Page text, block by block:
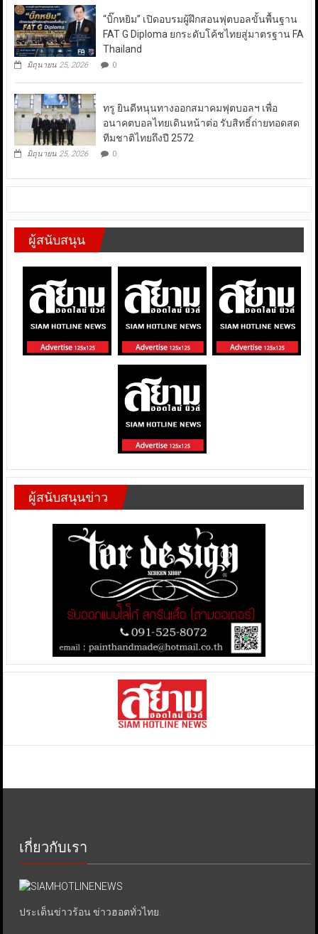
“บิ๊กหยิม” เปิดอบรมผู้ฝึกสอนฟุตบอลขั้นพื้นฐาน
FAT G Diploma ยกระดับโค้ชไทยสู่มาตรฐาน FA
Thailand
มิถุนายน 25, 2026 0
ทรู ยินดีหนุนทางออกสมาคมฟุตบอลฯ เพื่อ
อนาคตบอลไทยเดินหน้าต่อ รับสิทธิ์ถ่ายทอดสด
ทีมชาติไทยถึงปี 2572
มิถุนายน 25, 2026 0
ผู้สนับสนุน
ผู้สนับสนุนข่าว
เกี่ยวกับเรา
ประเด็นข่าวร้อน ข่าวฮอตทั่วไทย.